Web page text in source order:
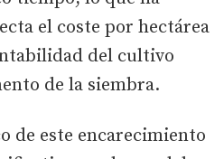
el coste por hectárea
del cultivo
de la siembra.
de este encarecimiento